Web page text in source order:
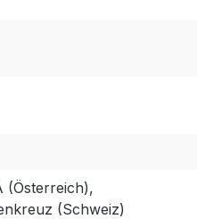
(Österreich),
(Schweiz)